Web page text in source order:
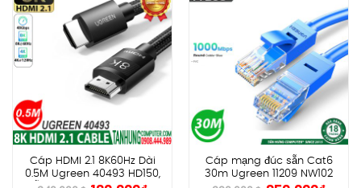
Cáp HDMI 2.1 8K60Hz Dài
0.5M Ugreen 40493 HD150,
Cáp mạng đúc sẵn Cat6
30m Ugreen 11209 NW102